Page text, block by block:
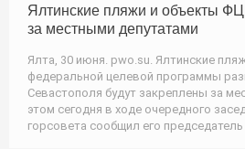
Ялтинские пляжи и объекты
за местными депутатами
Ялта, 30 июня. pwo.su. Ялтинские
федеральной целевой программы
Севастополя будут закреплены за
этом сегодня в ходе очередного
горсовета сообщил его